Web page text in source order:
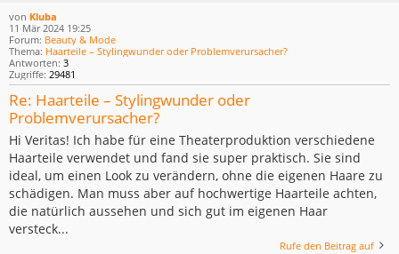
von Kluba
11 Mär 2024 19:25
Forum: Beauty & Mode
Thema: Haarteile – Stylingwunder oder Problemverursacher?
Antworten: 3
Zugriffe: 29481
Re: Haarteile – Stylingwunder oder
Problemverursacher?
Hi Veritas! Ich habe für eine Theaterproduktion verschiedene
Haarteile verwendet und fand sie super praktisch. Sie sind
ideal, um einen Look zu verändern, ohne die eigenen Haare zu
schädigen. Man muss aber auf hochwertige Haarteile achten,
die natürlich aussehen und sich gut im eigenen Haar
versteck...
Rufe den Beitrag auf